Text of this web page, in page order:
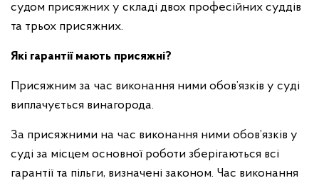
судом присяжних у складі двох професійних суддів
та трьох присяжних.
Які гарантії мають присяжні?
Присяжним за час виконання ними обов’язків у суді
виплачується винагорода.
За присяжними на час виконання ними обов’язків у
суді за місцем основної роботи зберігаються всі
гарантії та пільги, визначені законом. Час виконання